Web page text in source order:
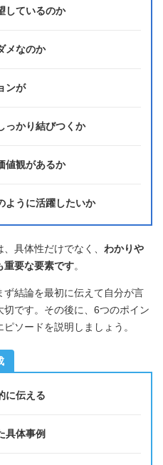
しているのか
メなのか
ンが
っかり結びつくか
値観があるか
ように活躍したいか
具体性だけでなく、 わかりや
重要な要素です。
結論を最初に伝えて自分が言
です。その後に、6つのポイン
ソードを説明しましょう。
に伝える
具体事例